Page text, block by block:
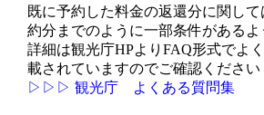
既に予約した料金の返還分に関し
約分までのように一部条件があるよ
詳細は観光庁HPよりFAQ形式でよ
載されていますのでご確認ください
▷▷▷ 観光庁 よくある質問集